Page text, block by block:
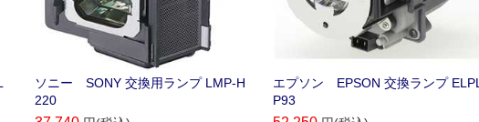
ソニー SONY 交換用ランプ LMP‐H
220
エプソン EPSON 交換ランプ ELPL
P93